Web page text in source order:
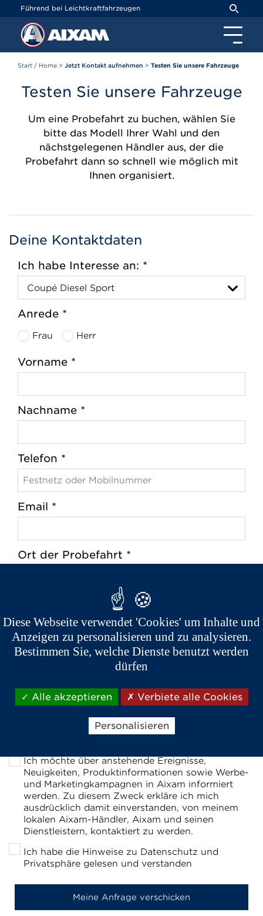
Führend bei Leichtkraftfahrzeugen
Start / Home > Jetzt Kontakt aufnehmen > Testen Sie unsere Fahrzeuge
Testen Sie unsere Fahrzeuge
Um eine Probefahrt zu buchen, wählen Sie
bitte das Modell Ihrer Wahl und den
nächstgelegenen Händler aus, der die
Probefahrt dann so schnell wie möglich mit
Ihnen organisiert.
Deine Kontaktdaten
Ich habe Interesse an: *
Anrede *
Frau Herr
Vorname *
Nachname *
Telefon *
Email *
Ort der Probefahrt *
Nach Händlern in der Nähe
suchen
Ich möchte über anstehende Ereignisse,
Neuigkeiten, Produktinformationen sowie Werbe-
und Marketingkampagnen in Aixam informiert
werden. Zu diesem Zweck erkläre ich mich
ausdrücklich damit einverstanden, von meinem
lokalen Aixam-Händler, Aixam und seinen
Dienstleistern, kontaktiert zu werden.
Ich habe die Hinweise zu Datenschutz und
Privatsphäre gelesen und verstanden
Cookie-Einstellungen
Diese Webseite verwendet 'Cookies' um Inhalte und
Anzeigen zu personalisieren und zu analysieren.
Bestimmen Sie, welche Dienste benutzt werden
dürfen
Alle akzeptieren Verbiete alle Cookies
Personalisieren